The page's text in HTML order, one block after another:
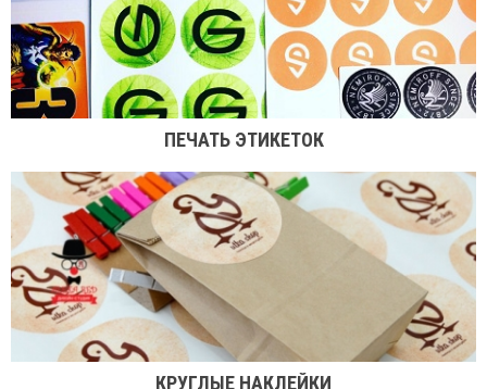
ПЕЧАТЬ ЭТИКЕТОК
КРУГЛЫЕ НАКЛЕЙКИ